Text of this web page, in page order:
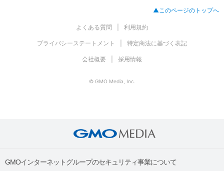
▲このページのトップへ
よくある質問 利用規約
プライバシーステートメント 特定商法に基づく表記
会社概要 採用情報
© GMO Media, Inc.
GMOインターネットグループのセキュリティ事業について